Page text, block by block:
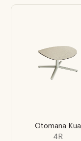
Otomana Kua
4R